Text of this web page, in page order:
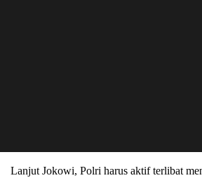
Lanjut Jokowi, Polri harus aktif terlibat